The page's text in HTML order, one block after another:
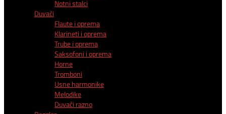
Notni stalci
Duvači
Flaute i oprema
Klarineti i oprema
Trube i oprema
Saksofoni i oprema
Horne
Tromboni
Usne harmonike
Melodike
Duvači razno